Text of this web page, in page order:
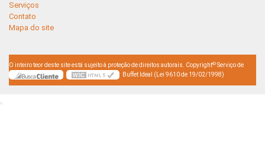
Serviços
Contato
Mapa do site
O inteiro teor deste site está sujeito à proteção de direitos autorais. Copyright© Serviço de
Buffet Ideal (Lei 9610 de 19/02/1998)